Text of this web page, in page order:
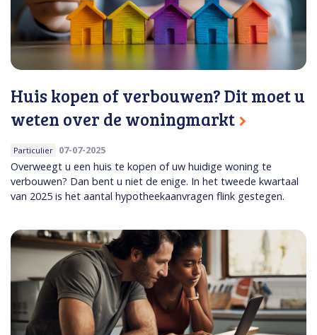
Huis kopen of verbouwen? Dit moet u
weten over de woningmarkt
Particulier 07-07-2025
Overweegt u een huis te kopen of uw huidige woning te
verbouwen? Dan bent u niet de enige. In het tweede kwartaal
van 2025 is het aantal hypotheekaanvragen flink gestegen.